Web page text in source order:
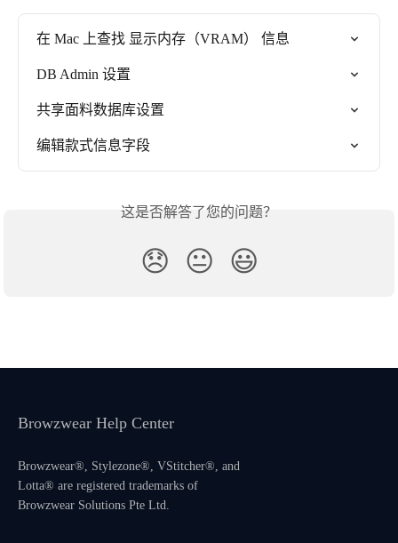
在 Mac 上查找 显示内存（VRAM） 信息
DB Admin 设置
共享面料数据库设置
编辑款式信息字段
这是否解答了您的问题？
😞 😐 😃
Browzwear Help Center
Browzwear®, Stylezone®, VStitcher®, and
Lotta® are registered trademarks of
Browzwear Solutions Pte Ltd.